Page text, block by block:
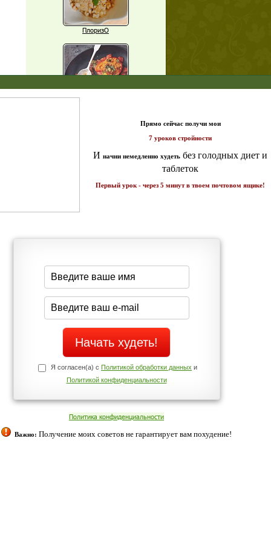
ПлоризО
Еще рецепты
середине дня?
Нет
Телефоны службы поддержки
+7 (909) 421-77-27
cookies. Оставаясь с нами, вы соглашаетесь с нашей
Согласен